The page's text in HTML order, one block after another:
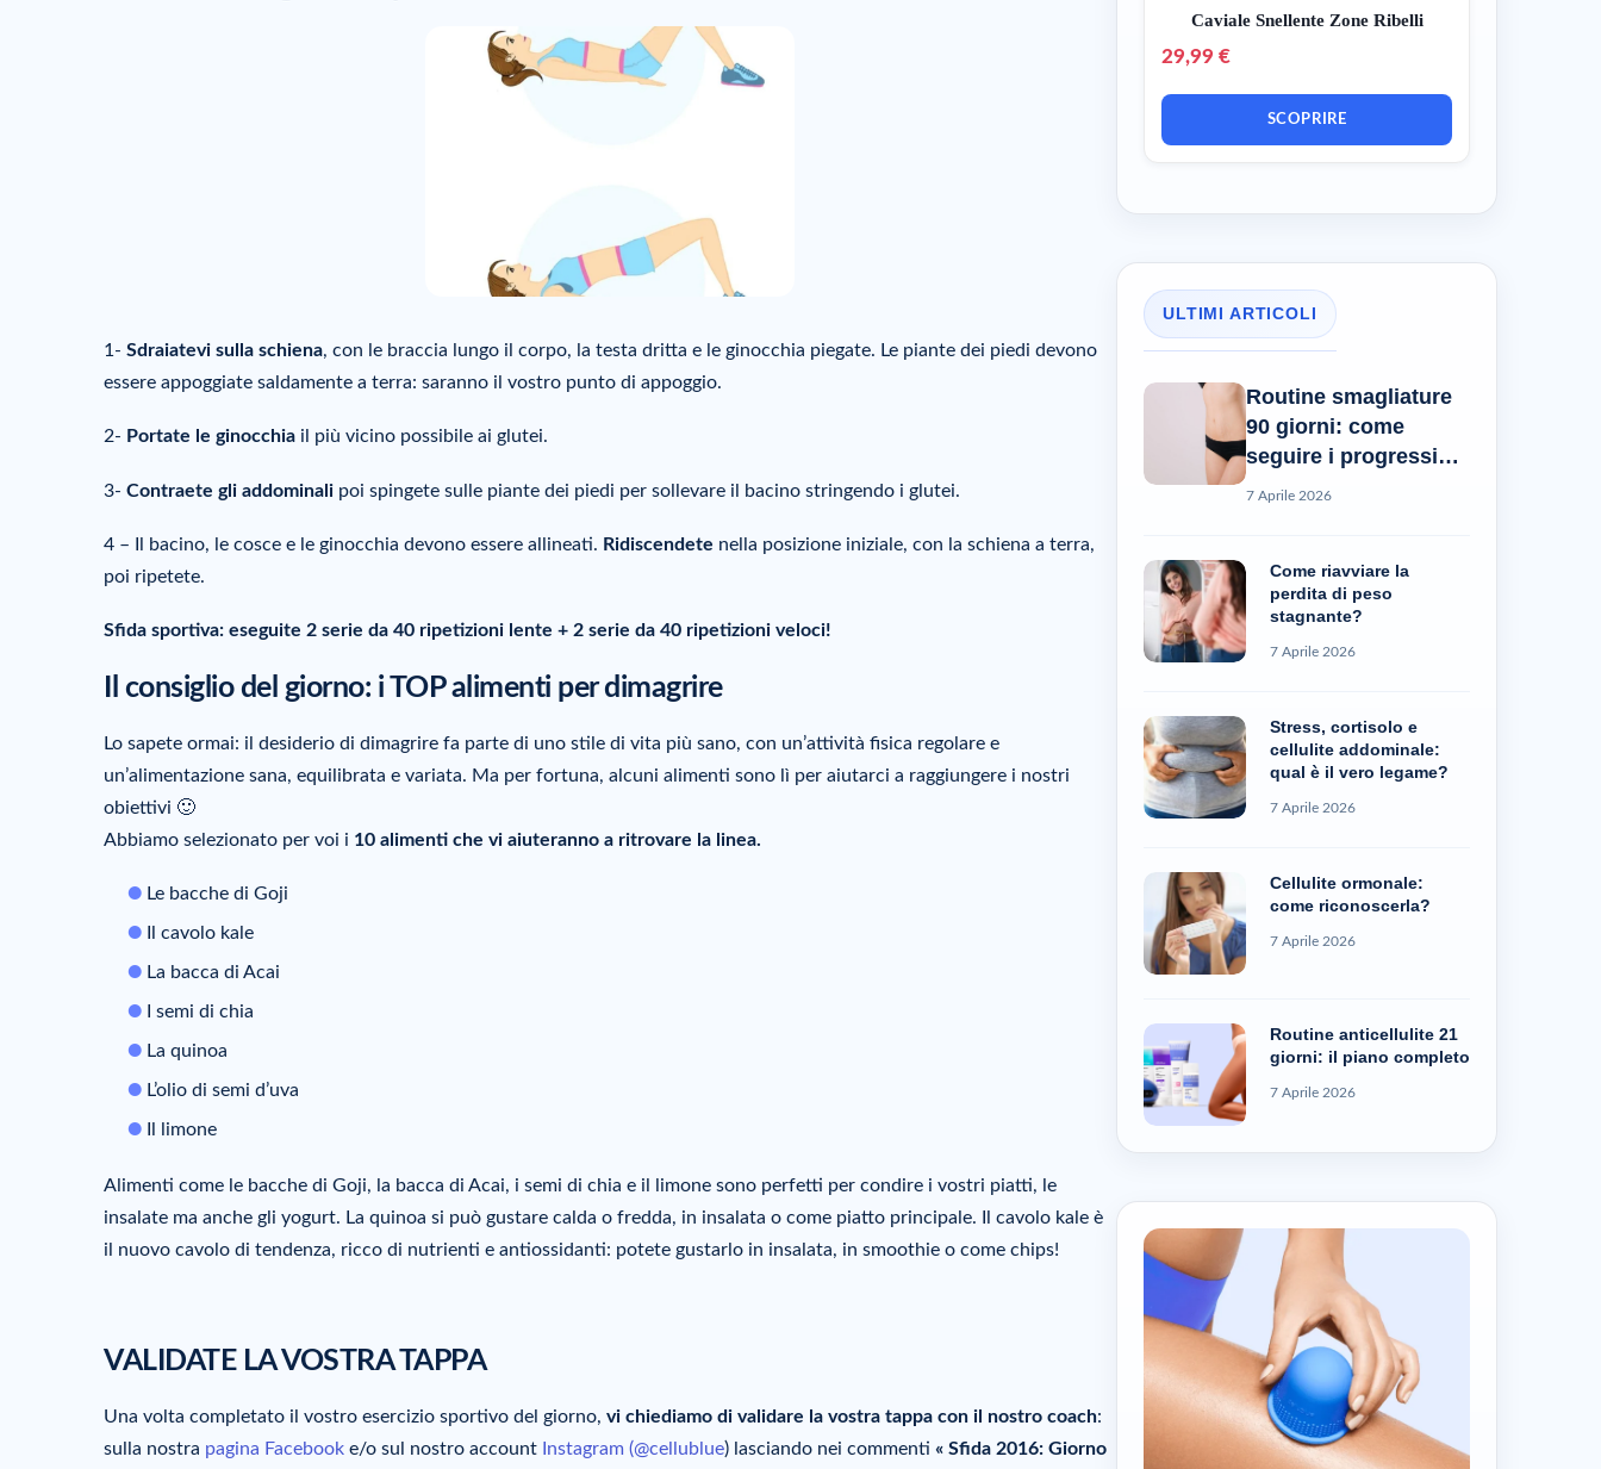
1- Sdraiatevi sulla schiena, con le braccia lungo il corpo, la testa dritta e le ginocchia piegate. Le piante dei piedi devono
essere appoggiate saldamente a terra: saranno il vostro punto di appoggio.
2- Portate le ginocchia il più vicino possibile ai glutei.
3- Contraete gli addominali poi spingete sulle piante dei piedi per sollevare il bacino stringendo i glutei.
4 – Il bacino, le cosce e le ginocchia devono essere allineati. Ridiscendete nella posizione iniziale, con la schiena a terra,
poi ripetete.
Sfida sportiva: eseguite 2 serie da 40 ripetizioni lente + 2 serie da 40 ripetizioni veloci!
Il consiglio del giorno: i TOP alimenti per dimagrire
Lo sapete ormai: il desiderio di dimagrire fa parte di uno stile di vita più sano, con un’attività fisica regolare e
un’alimentazione sana, equilibrata e variata. Ma per fortuna, alcuni alimenti sono lì per aiutarci a raggiungere i nostri
obiettivi 🙂
Abbiamo selezionato per voi i 10 alimenti che vi aiuteranno a ritrovare la linea.
Le bacche di Goji
Il cavolo kale
La bacca di Acai
I semi di chia
La quinoa
L’olio di semi d’uva
Il limone
Alimenti come le bacche di Goji, la bacca di Acai, i semi di chia e il limone sono perfetti per condire i vostri piatti, le
insalate ma anche gli yogurt. La quinoa si può gustare calda o fredda, in insalata o come piatto principale. Il cavolo kale è
il nuovo cavolo di tendenza, ricco di nutrienti e antiossidanti: potete gustarlo in insalata, in smoothie o come chips!
VALIDATE LA VOSTRA TAPPA
Una volta completato il vostro esercizio sportivo del giorno, vi chiediamo di validare la vostra tappa con il nostro coach:
sulla nostra pagina Facebook e/o sul nostro account Instagram (@cellublue) lasciando nei commenti « Sfida 2016: Giorno
Caviale Snellente Zone Ribelli
29,99 €
SCOPRIRE
ULTIMI ARTICOLI
Routine smagliature
90 giorni: come
seguire i progressi
reali?
7 Aprile 2026
Come riavviare la
perdita di peso
stagnante?
7 Aprile 2026
Stress, cortisolo e
cellulite addominale:
qual è il vero legame?
7 Aprile 2026
Cellulite ormonale:
come riconoscerla?
7 Aprile 2026
Routine anticellulite 21
giorni: il piano completo
7 Aprile 2026